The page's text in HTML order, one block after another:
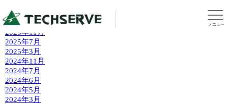
メニュー
2026年7月
2026年4月
2025年11月
2025年7月
2025年3月
2024年11月
2024年7月
2024年6月
2024年5月
2024年3月